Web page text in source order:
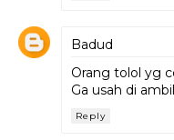
Badud
Orang tolol yg
Ga usah di
Reply